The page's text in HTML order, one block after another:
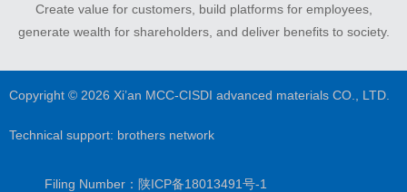
Create value for customers, build platforms for employees,
generate wealth for shareholders, and deliver benefits to society.
Copyright © 2026 Xi’an MCC-CISDI advanced materials CO., LTD.
Technical support: brothers network
Filing Number：陕ICP备18013491号-1